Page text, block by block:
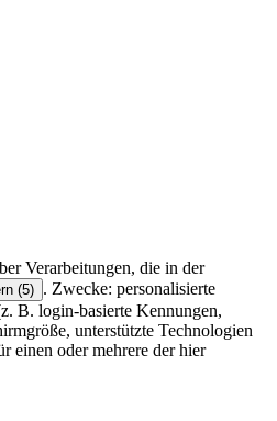
Verarbeitungen, die in der
(5) . Zwecke: personalisierte
B. login-basierte Kennungen,
unterstützte Technologien
einen oder mehrere der hier